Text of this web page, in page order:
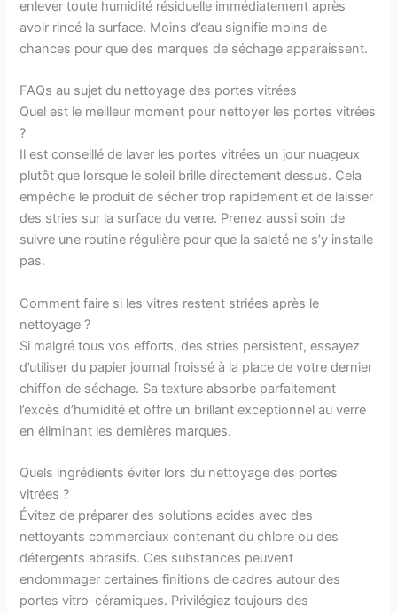
enlever toute humidité résiduelle immédiatement après
avoir rincé la surface. Moins d’eau signifie moins de
chances pour que des marques de séchage apparaissent.
FAQs au sujet du nettoyage des portes vitrées
Quel est le meilleur moment pour nettoyer les portes vitrées
?
Il est conseillé de laver les portes vitrées un jour nuageux
plutôt que lorsque le soleil brille directement dessus. Cela
empêche le produit de sécher trop rapidement et de laisser
des stries sur la surface du verre. Prenez aussi soin de
suivre une routine régulière pour que la saleté ne s’y installe
pas.
Comment faire si les vitres restent striées après le
nettoyage ?
Si malgré tous vos efforts, des stries persistent, essayez
d’utiliser du papier journal froissé à la place de votre dernier
chiffon de séchage. Sa texture absorbe parfaitement
l’excès d’humidité et offre un brillant exceptionnel au verre
en éliminant les dernières marques.
Quels ingrédients éviter lors du nettoyage des portes
vitrées ?
Évitez de préparer des solutions acides avec des
nettoyants commerciaux contenant du chlore ou des
détergents abrasifs. Ces substances peuvent
endommager certaines finitions de cadres autour des
portes vitro-céramiques. Privilégiez toujours des